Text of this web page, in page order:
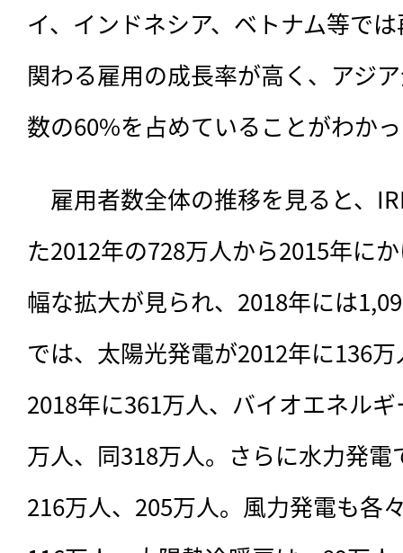
イ、インドネシア、ベトナム等で
関わる雇用の成長率が高く、アジ
数の60%を占めていることがわか
雇用者数全体の推移を見ると、
た2012年の728万人から2015年に
幅な拡大が見られ、2018年には
では、太陽光発電が2012年に136
2018年に361万人、バイオエネル
万人、同318万人。さらに水力発
216万人、205万人。風力発電も各